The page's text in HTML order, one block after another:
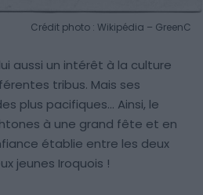
Crédit photo : Wikipédia – GreenC
aussi un intérêt à la culture
tribus. Mais ses
plus pacifiques… Ainsi, le
à une grand fête et en
établie entre les deux
jeunes Iroquois !